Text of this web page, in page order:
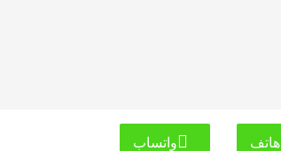
هاتف واتساب